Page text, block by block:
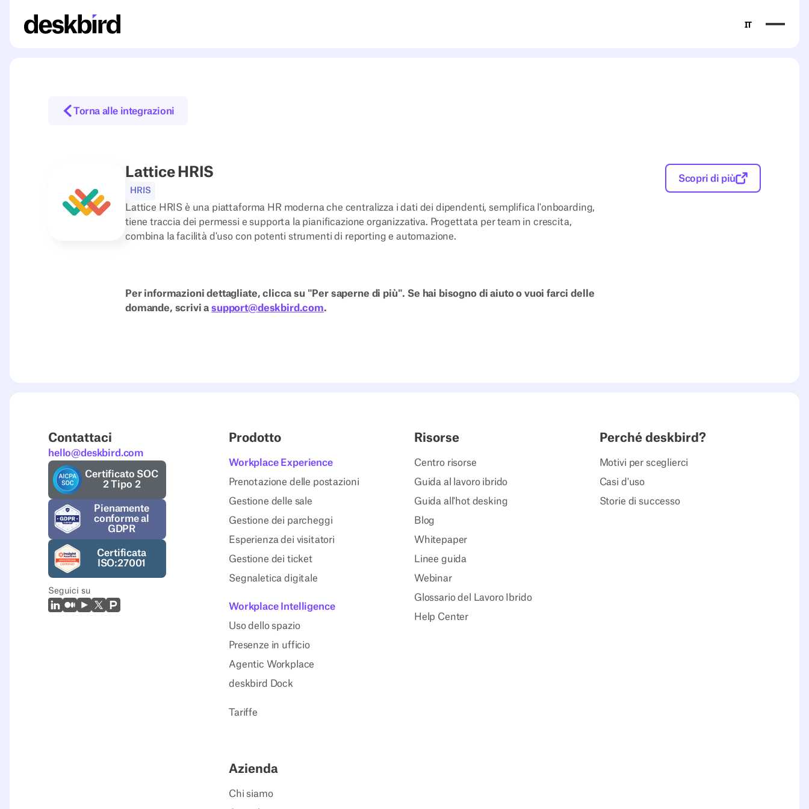
IT
Torna alle integrazioni
Lattice HRIS
HRIS
Lattice HRIS è una piattaforma HR moderna che centralizza i dati dei dipendenti, semplifica l'onboarding,
tiene traccia dei permessi e supporta la pianificazione organizzativa. Progettata per team in crescita,
combina la facilità d'uso con potenti strumenti di reporting e automazione.
Per informazioni dettagliate, clicca su "Per saperne di più". Se hai bisogno di aiuto o vuoi farci delle
domande, scrivi asupport@deskbird.com.
Scopri di più
Contattaci
hello@deskbird.com
Certificato SOC
2 Tipo 2
Pienamente
conforme al
GDPR
Certificata
ISO:27001
Seguici su
LinkedIn
MedioYoutube
X (Twitter)
Prodcut Hunt
Prodotto
Workplace Experience
Prenotazione delle postazioni
Gestione delle sale
Gestione dei parcheggi
Esperienza dei visitatori
Gestione dei ticket
Segnaletica digitale
Workplace Intelligence
Uso dello spazio
Presenze in ufficio
Agentic Workplace
deskbird Dock
Tariffe
Risorse
Centro risorse
Guida al lavoro ibrido
Guida all'hot desking
Blog
Whitepaper
Linee guida
Webinar
Glossario del Lavoro Ibrido
Help Center
Perché deskbird?
Motivi per sceglierci
Casi d'uso
Storie di successo
Azienda
Chi siamo